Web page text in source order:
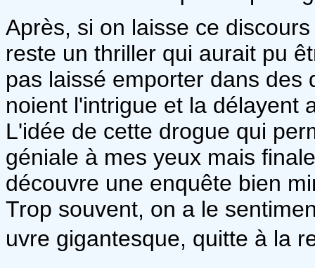
Après, si on laisse ce
reste un thriller qui aurait pu
pas laissé emporter dans des
noient l'intrigue et la délayent
L'idée de cette drogue qui
géniale à mes yeux mais
découvre une enquête bien
Trop souvent, on a le
uvre gigantesque, quitte à la